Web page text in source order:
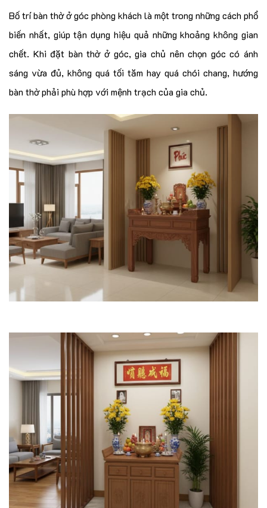
Bố trí bàn thờ ở góc phòng khách là một trong những cách phổ
biến nhất, giúp tận dụng hiệu quả những khoảng không gian
chết. Khi đặt bàn thờ ở góc, gia chủ nên chọn góc có ánh
sáng vừa đủ, không quá tối tăm hay quá chói chang, hướng
bàn thờ phải phù hợp với mệnh trạch của gia chủ.